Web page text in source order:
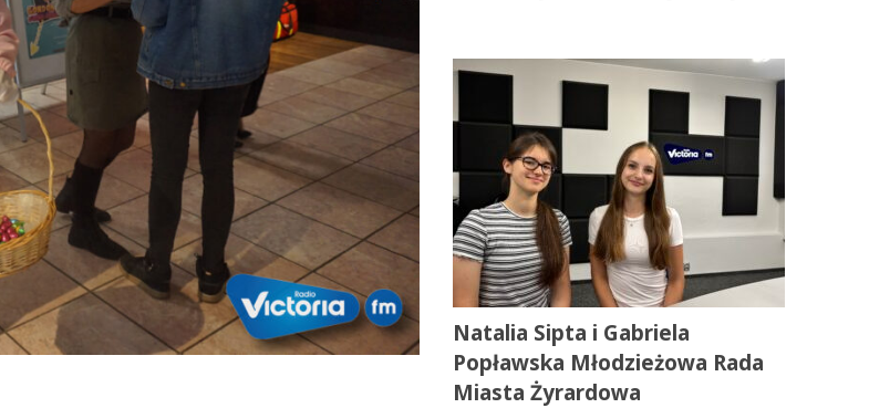
Natalia Sipta i Gabriela
Popławska Młodzieżowa Rada
Miasta Żyrardowa